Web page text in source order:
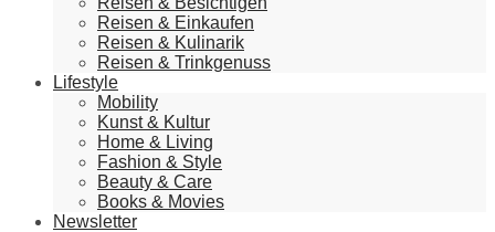
Reisen & Einkaufen
Reisen & Kulinarik
Reisen & Trinkgenuss
Lifestyle
Mobility
Kunst & Kultur
Home & Living
Fashion & Style
Beauty & Care
Books & Movies
Newsletter